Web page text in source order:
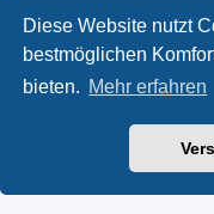
Diese Website nutzt
bestmöglichen
bieten. Mehr erfahren